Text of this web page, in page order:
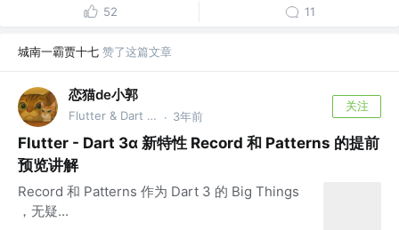
52 11
城南一霸贾十七 赞了这篇文章
恋猫de小郭
Flutter & Dart GDE @🏆 掘金签约作者 · 3年前
关注
Flutter - Dart 3α 新特性 Record 和 Patterns 的提前
预览讲解
Record 和 Patterns 作为 Dart 3 的 Big Things
，无疑...